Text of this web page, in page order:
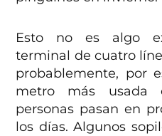
Esto no es algo
terminal de cuatro
probablemente, por
metro más usada
personas pasan en
los días. Algunos